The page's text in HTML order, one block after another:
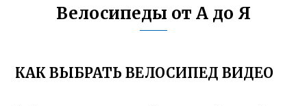
Велосипеды от А до Я
КАК ВЫБРАТЬ ВЕЛОСИПЕД ВИДЕО